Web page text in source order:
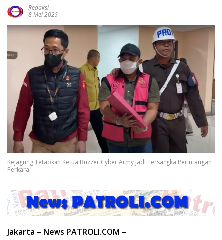
Redaksi
8 Mei 2025
Kejagung Tetapkan Ketua Buzzer Cyber Army Jadi Tersangka Perintangan
Perkara
Jakarta – News PATROLI.COM –